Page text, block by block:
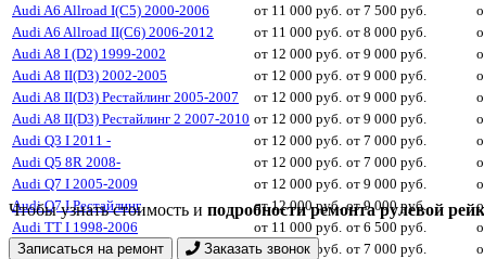
Audi A6 Allroad I(C5) 2000-2006
от 11 000 руб. от 7 500 руб.
Audi A6 Allroad II(C6) 2006-2012
от 11 000 руб. от 8 000 руб.
Audi A8 I (D2) 1999-2002
от 12 000 руб. от 9 000 руб.
Audi A8 II(D3) 2002-2005
от 12 000 руб. от 9 000 руб.
Audi A8 II(D3) Рестайлинг 2005-2007
от 12 000 руб. от 9 000 руб.
Audi A8 II(D3) Рестайлинг 2 2007-2010 от 12 000 руб. от 9 000 руб.
Audi Q3 I 2011 -
от 12 000 руб. от 7 000 руб.
Audi Q5 8R 2008-
от 12 000 руб. от 7 000 руб.
Audi Q7 I 2005-2009
от 12 000 руб. от 9 000 руб.
Audi Q7 I Рестайлинг
от 12 000 руб. от 9 000 руб.
Audi TT I 1998-2006
от 11 000 руб. от 6 500 руб.
Audi TT II 2006-2014
от 12 000 руб. от 7 000 руб.
Чтобы узнать стоимость и подробности ремонта рулевой
Записаться на ремонт Заказать звонок